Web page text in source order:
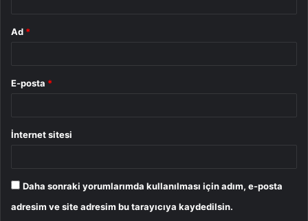
Ad *
E-posta *
İnternet sitesi
Daha sonraki yorumlarımda kullanılması için adım, e-posta
adresim ve site adresim bu tarayıcıya kaydedilsin.